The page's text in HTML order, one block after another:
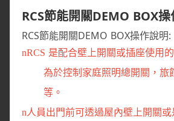
RCS節能開關DEMO BOX操
RCS節能開關DEMO BOX操作說明:
nRCS 是配合壁上開關或插座使用
為於控制家庭照明總開關，旅
等。
n人員出門前可透過屋內壁上開關